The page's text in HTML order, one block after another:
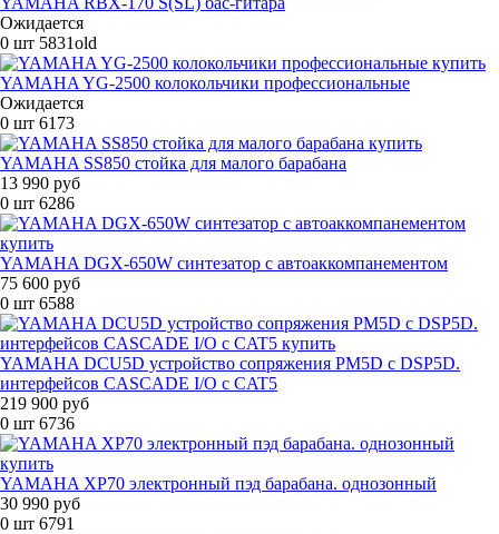
Ожидается
0 шт 5831old
YAMAHA YG-2500 колокольчики профессиональные
Ожидается
0 шт 6173
YAMAHA SS850 стойка для малого барабана
13 990 руб
0 шт 6286
YAMAHA DGX-650W синтезатор с автоаккомпанементом
75 600 руб
0 шт 6588
YAMAHA DCU5D устройство сопряжения PM5D с DSP5D.
интерфейсов CASCADE I/O с CAT5
219 900 руб
0 шт 6736
YAMAHA XP70 электронный пэд барабана. однозонный
30 990 руб
0 шт 6791